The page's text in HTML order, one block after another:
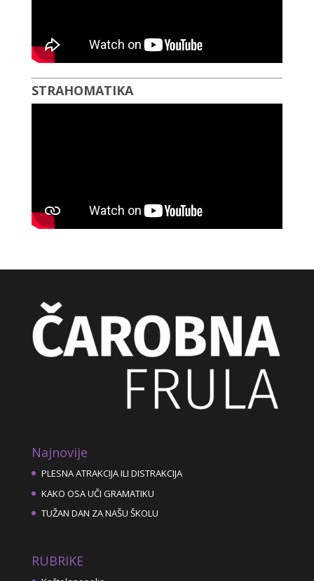
STRAHOMATIKA
Najnovije
PLESNA ATRAKCIJA ILI DISTRAKCIJA
KAKO OSA UČI GRAMATIKU
TUŽAN DAN ZA NAŠU ŠKOLU
RUBRIKE